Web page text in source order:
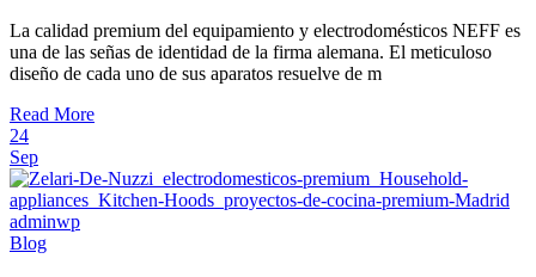
La calidad premium del equipamiento y electrodomésticos NEFF es
una de las señas de identidad de la firma alemana. El meticuloso
diseño de cada uno de sus aparatos resuelve de m
Read More
24
Sep
adminwp
Blog